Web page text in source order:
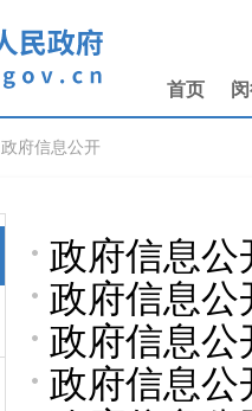
首页
政府信息公开
政府信息公
委员会信息
政府信息公
信息公开工
政府信息公
信息公开工
政府信息公